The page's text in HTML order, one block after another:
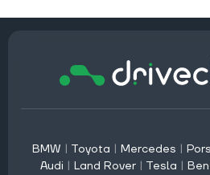
BMW | Toyota | Mercedes |
Audi | Land Rover | Tesla |